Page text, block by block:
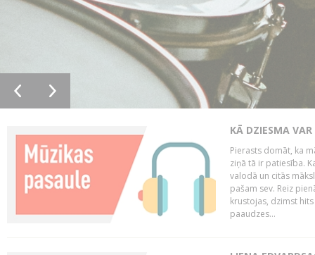
KĀ DZIESMA
Pierasts domāt, ka
ziņā tā ir patiesība.
valodā un citās
pašam sev. Reiz
krustojas, dzimst
paaudzes...